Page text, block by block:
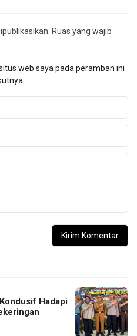
Ruas yang wajib
web saya pada peramban ini
Hadapi